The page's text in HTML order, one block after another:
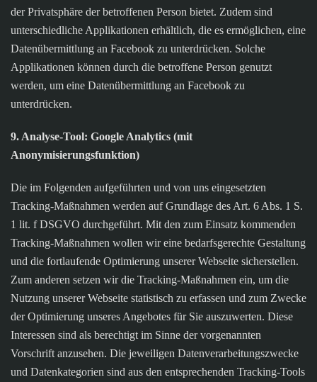
der Privatsphäre der betroffenen Person bietet. Zudem sind
unterschiedliche Applikationen erhältlich, die es ermöglichen, eine
Datenübermittlung an Facebook zu unterdrücken. Solche
Applikationen können durch die betroffene Person genutzt
werden, um eine Datenübermittlung an Facebook zu
unterdrücken.
9. Analyse-Tool: Google Analytics (mit
Anonymisierungsfunktion)
Die im Folgenden aufgeführten und von uns eingesetzten
Tracking-Maßnahmen werden auf Grundlage des Art. 6 Abs. 1 S.
1 lit. f DSGVO durchgeführt. Mit den zum Einsatz kommenden
Tracking-Maßnahmen wollen wir eine bedarfsgerechte Gestaltung
und die fortlaufende Optimierung unserer Webseite sicherstellen.
Zum anderen setzen wir die Tracking-Maßnahmen ein, um die
Nutzung unserer Webseite statistisch zu erfassen und zum Zwecke
der Optimierung unseres Angebotes für Sie auszuwerten. Diese
Interessen sind als berechtigt im Sinne der vorgenannten
Vorschrift anzusehen. Die jeweiligen Datenverarbeitungszwecke
und Datenkategorien sind aus den entsprechenden Tracking-Tools